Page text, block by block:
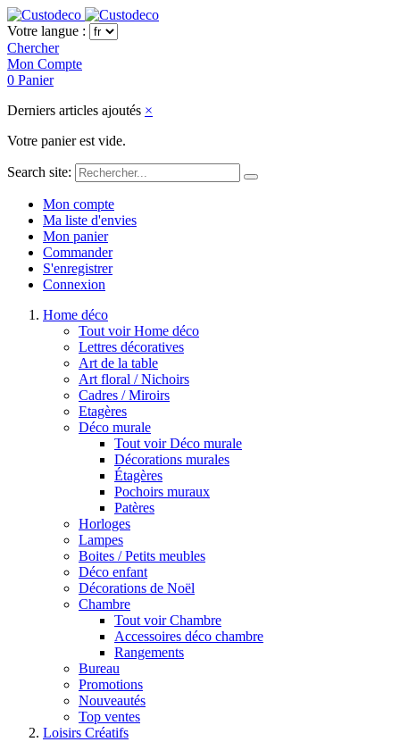
Votre langue :
Chercher
Mon Compte
0 Panier
Derniers articles ajoutés ×
Votre panier est vide.
Search site:
Mon compte
Ma liste d'envies
Mon panier
Commander
S'enregistrer
Connexion
Home déco
Tout voir Home déco
Lettres décoratives
Art de la table
Art floral / Nichoirs
Cadres / Miroirs
Etagères
Déco murale
Tout voir Déco murale
Décorations murales
Étagères
Pochoirs muraux
Patères
Horloges
Lampes
Boites / Petits meubles
Déco enfant
Décorations de Noël
Chambre
Tout voir Chambre
Accessoires déco chambre
Rangements
Bureau
Promotions
Nouveautés
Top ventes
Loisirs Créatifs